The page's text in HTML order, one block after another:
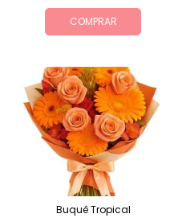
COMPRAR
Buquê Tropical